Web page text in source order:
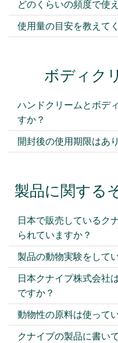
どのくらいの頻度で使
使用量の目安を教えて
ボディク
ハンドクリームとボデ
すか？
開封後の使用期限はあ
製品に関する
日本で販売しているク
られていますか？
製品の動物実験をして
日本クナイプ株式会社
ですか？
動物性の原料は使って
クナイプの製品に書